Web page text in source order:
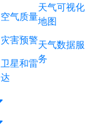
空气质量
灾害预警
卫星和雷
达
天气可视化
地图
天气数据服
务